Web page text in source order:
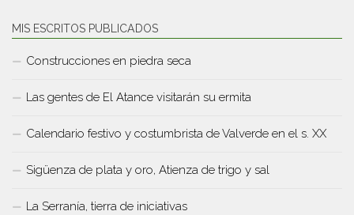
MIS ESCRITOS PUBLICADOS
Construcciones en piedra seca
Las gentes de El Atance visitarán su ermita
Calendario festivo y costumbrista de Valverde en el s. XX
Sigüenza de plata y oro, Atienza de trigo y sal
La Serranía, tierra de iniciativas